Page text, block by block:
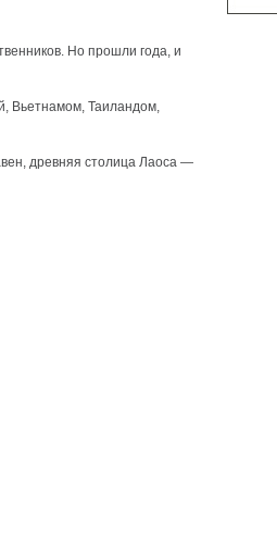
Но прошли года, и
Вьетнамом, Таиландом,
древняя столица Лаоса —